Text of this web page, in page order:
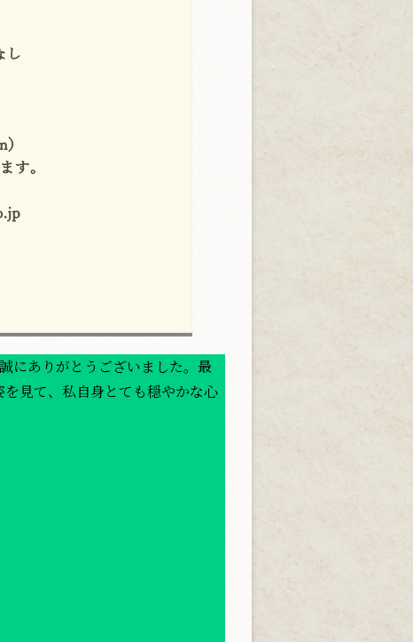
にありがとうございました。最
見て、私自身とても穏やかな心